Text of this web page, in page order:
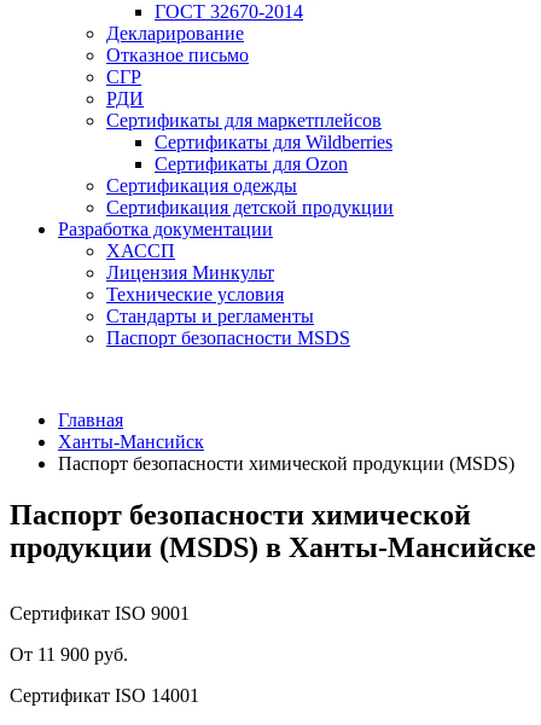
ГОСТ 32670-2014
Декларирование
Отказное письмо
СГР
РДИ
Сертификаты для маркетплейсов
Сертификаты для Wildberries
Сертификаты для Ozon
Сертификация одежды
Сертификация детской продукции
Разработка документации
ХАССП
Лицензия Минкульт
Технические условия
Стандарты и регламенты
Паспорт безопасности MSDS
Главная
Ханты-Мансийск
Паспорт безопасности химической продукции (MSDS)
Паспорт безопасности химической
продукции (MSDS) в Ханты-Мансийске
Сертификат ISO 9001
От 11 900 руб.
Сертификат ISO 14001